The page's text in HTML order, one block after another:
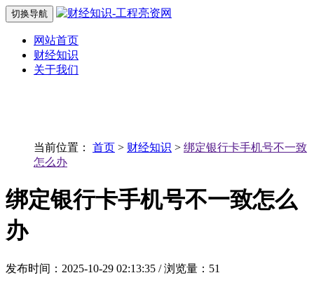
切换导航
网站首页
财经知识
关于我们
当前位置： 首页 > 财经知识 > 绑定银行卡手机号不一致
怎么办
绑定银行卡手机号不一致怎么
办
发布时间：2025-10-29 02:13:35 / 浏览量：51